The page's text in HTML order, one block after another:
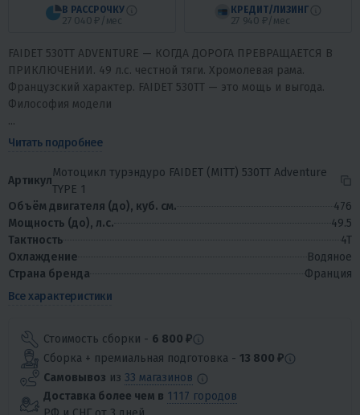
В РАССРОЧКУ
27 040 ₽/мес
КРЕДИТ/ЛИЗИНГ
27 940 ₽/мес
FAIDET 530TT ADVENTURE — КОГДА ДОРОГА ПРЕВРАЩАЕТСЯ В
ПРИКЛЮЧЕНИИ. 49 л.с. честной тяги. Хромолевая рама.
Французский характер. FAIDET 530TT — это мощь и выгода.
Философия модели
...
Читать подробнее
Артикул
Мотоцикл турэндуро FAIDET (MITT) 530TT Adventure
TYPE 1
Объём двигателя (до), куб. см.
476
Мощность (до), л.с.
49.5
Тактность
4T
Охлаждение
Водяное
Страна бренда
Франция
Все характеристики
Стоимость сборки - 6 800 ₽
Сборка + премиальная подготовка - 13 800 ₽
Самовывоз из 33 магазинов
Доставка более чем в 1117 городов